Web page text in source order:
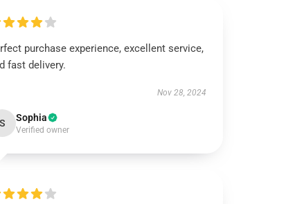
purchase experience, excellent service,
fast delivery.
Nov 28, 2024
S Sophia
Verified owner